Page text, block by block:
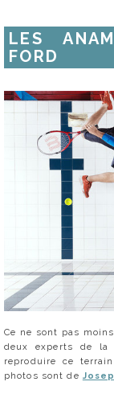
LES
FORD
Ce ne sont pas
deux experts de la
reproduire ce
photos sont de